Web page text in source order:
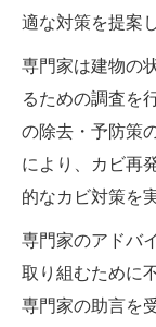
適な対策を提案
専門家は建物の
るための調査を
の除去・予防策
により、カビ再
的なカビ対策を
専門家のアドバ
取り組むために
専門家の助言を